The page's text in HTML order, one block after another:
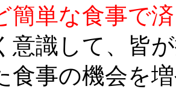
簡単な食事で
意識して、皆
食事の機会を